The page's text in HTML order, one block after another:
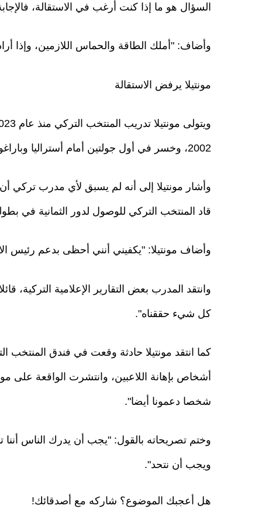
السؤال هو ما إذا كنت أرغب في الاستقالة،
وأضاف: "أملك الطاقة والحماس اللازمين، وإذا
مونتيلا يرفض الاستقالة
2002، وخسر في أول جولتين أمام أستراليا وباراغواي، وفقد فرصه في التأهل للأدوار الإقصائية.
وأشار مونتيلا إلى أنه لم يسبق لأي مدرب تركي
قاد المنتخب التركي للوصول لدور الثمانية في بطولة
وأضاف مونتيلا: "يكفيني أنني أحظى بدعم رئيس
وانتقد المدرب بعض التقارير الإعلامية
كل شيء حققناه".
كما انتقد مونتيلا حادثة وقعت في فندق المنتخب
شخصا دعمونا أيضا".
ويجب أن نتحد".
هل أعجبك الموضوع؟ شاركه مع أصدقائك!